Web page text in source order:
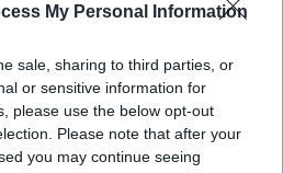
My Personal Information
sale, sharing to third parties, or
or sensitive information for
please use the below opt-out
Please note that after your
you may continue seeing